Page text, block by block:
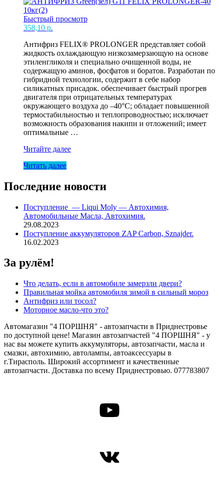
Быстрый просмотр
358,10 р.
Антифриз FELIX® PROLONGER представляет собой
жидкость охлаждающую низкозамерзающую на основе
этиленгликоля и специально очищенной воды, не
содержащую аминов, фосфатов и боратов. Разработан по
гибридной технологии, содержит в себе набор
силикатных присадок. обеспечивает быстрый прогрев
двигателя при отрицательных температурах
окружающего воздуха до –40°С; обладает повышенной
термостабильностью и теплопроводностью; исключает
возможность образования накипи и отложений; имеет
оптимальные …
АНТИФРИЗ
G11
PROLONGER-
40
Читайте далее
Читать далее
Последние новости
Поступление — Liqui Moly — Автохимия,
Автомобильные Масла, Автохимия.
29.08.2023
Поступление аккумуляторов ZAP Carbon, Sznajder.
16.02.2023
За рулём!
Что делать, если в автомобиле замерзли двери?
Правильная мойка автомобиля зимой в сильный мороз
Антифриз или тосол?
Моторное масло-что это?
Автомагазин "4 ПОРШНЯ" - автозапчасти в Приднестровье
по доступной цене! Магазин автозапчастей "4 ПОРШНЯ" - у
нас вы можете купить аккумуляторы, автозапчасти, масла и
смазки, автохимию, автолампы, автоаксессуары в
г.Тирасполь. Широкий ассортимент и качественные
автозапчасти. Доставка по всему Приднестровью. 077783807
YouTube
ВКонтакте